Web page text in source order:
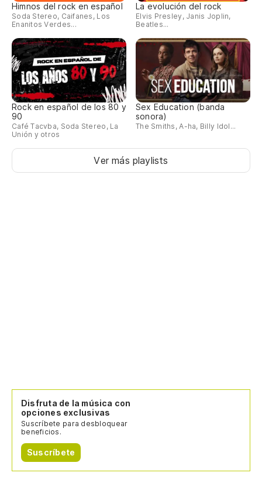
Himnos del rock en español
Soda Stereo, Caifanes, Los
Enanitos Verdes...
La evolución del rock
Elvis Presley, Janis Joplin,
Beatles...
Rock en español de los 80 y
90
Café Tacvba, Soda Stereo, La
Unión y otros
Sex Education (banda
sonora)
The Smiths, A-ha, Billy Idol...
Ver más playlists
Disfruta de la música con
opciones exclusivas
Suscríbete para desbloquear
beneficios.
Suscríbete